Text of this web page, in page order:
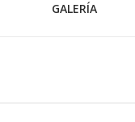
GALERÍA